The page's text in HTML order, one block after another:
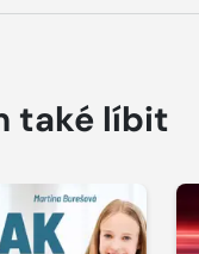
také líbit